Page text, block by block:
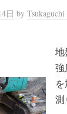
日 by
地
強
測